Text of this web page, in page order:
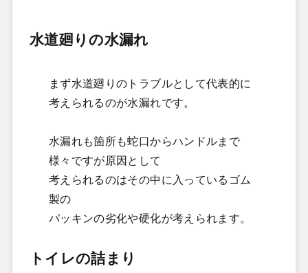
水道廻りの水漏れ
まず水道廻りのトラブルとして代表的に
考えられるのが水漏れです。
水漏れも箇所も蛇口からハンドルまで
様々ですが原因として
考えられるのはその中に入っているゴム
製の
パッキンの劣化や硬化が考えられます。
トイレの詰まり